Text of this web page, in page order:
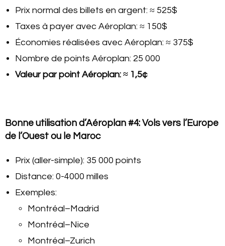
Prix normal des billets en argent: ≈ 525$
Taxes à payer avec Aéroplan: ≈ 150$
Économies réalisées avec Aéroplan: ≈ 375$
Nombre de points Aéroplan: 25 000
Valeur par point Aéroplan: ≈ 1,5¢
Bonne utilisation d’Aéroplan #4: Vols vers l’Europe
de l’Ouest ou le Maroc
Prix (aller-simple): 35 000 points
Distance: 0-4000 milles
Exemples:
Montréal–Madrid
Montréal–Nice
Montréal–Zurich